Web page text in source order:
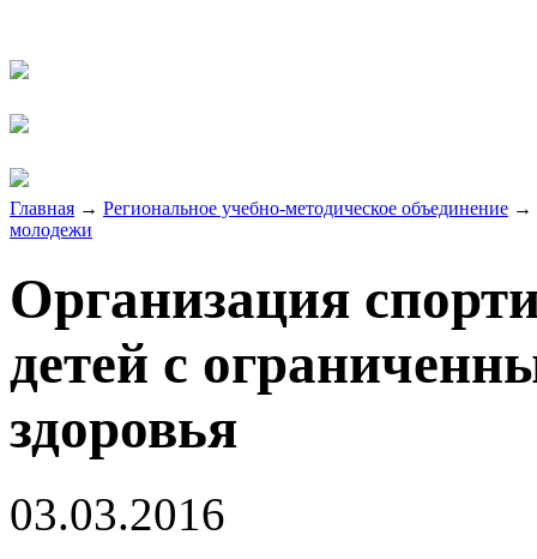
Главная → Региональное учебно-методическое объединение →
молодежи
Организация
детей с
здоровья
03.03.2016